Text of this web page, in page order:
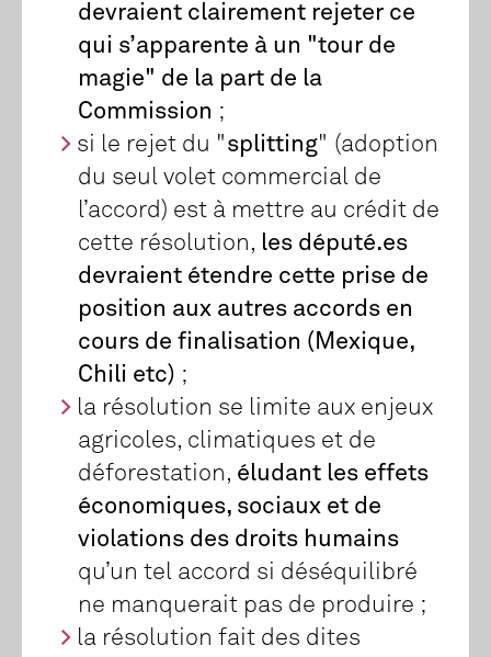
devraient clairement rejeter ce
qui s’apparente à un "tour de
magie" de la part de la
Commission ;
si le rejet du "splitting" (adoption
du seul volet commercial de
l’accord) est à mettre au crédit de
cette résolution, les député.es
devraient étendre cette prise de
position aux autres accords en
cours de finalisation (Mexique,
Chili etc) ;
la résolution se limite aux enjeux
agricoles, climatiques et de
déforestation, éludant les effets
économiques, sociaux et de
violations des droits humains
qu’un tel accord si déséquilibré
ne manquerait pas de produire ;
la résolution fait des dites